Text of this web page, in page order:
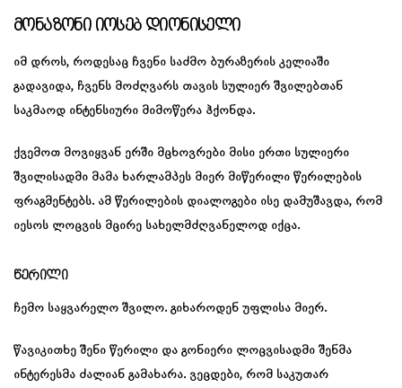
Მონაზონი Იოსებ Დიონისელი
იმ დროს, როდესაც ჩვენი საძმო ბურაზერის კელიაში
გადავიდა, ჩვენს მოძღვარს თავის სულიერ შვილებთან
საკმაოდ ინტენსიური მიმოწერა ჰქონდა.
ქვემოთ მოვიყვან ერში მცხოვრები მისი ერთი სულიერი
შვილისადმი მამა ხარლამპეს მიერ მიწერილი წერილების
ფრაგმენტებს. ამ წერილების დიალოგები ისე დამუშავდა, რომ
იესოს ლოცვის მცირე სახელმძღვანელოდ იქცა.
Წერილი
ჩემო საყვარელო შვილო. გიხაროდენ უფლისა მიერ.
წავიკითხე შენი წერილი და გონიერი ლოცვისადმი შენმა
ინტერესმა ძალიან გამახარა. ვეცდები, რომ საკუთარ